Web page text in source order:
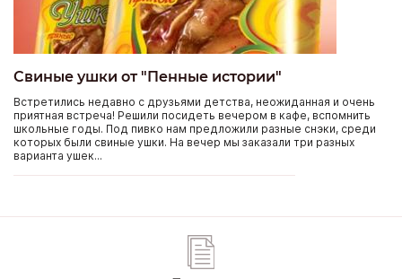
Свиные ушки от "Пенные истории"
Встретились недавно с друзьями детства, неожиданная и очень
приятная встреча! Решили посидеть вечером в кафе, вспомнить
школьные годы. Под пивко нам предложили разные снэки, среди
которых были свиные ушки. На вечер мы заказали три разных
варианта ушек...